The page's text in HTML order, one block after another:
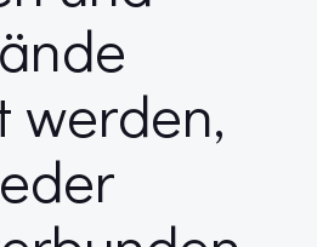
werden,